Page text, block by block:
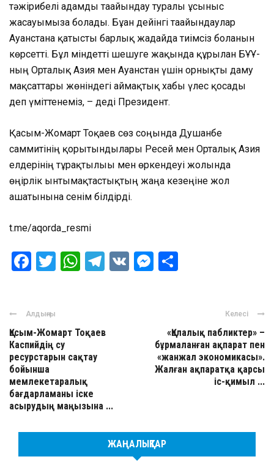
тәжірибелі адамды тағайындау туралы ұсыныс
жасауымызға болады. Бұған дейінгі тағайындаулар
Ауғанстанға қатысты барлық жағдайда тиімсіз болғанын
көрсетті. Бұл міндетті шешуге жақында құрылған БҰҰ-
ның Орталық Азия мен Ауғанстан үшін орнықты даму
мақсаттары жөніндегі аймақтық хабы үлес қосады
деп үміттенеміз, – деді Президент.
Қасым-Жомарт Тоқаев сөз соңында Душанбе
саммитінің қорытындылары Ресей мен Орталық Азия
елдерінің тұрақтылығы мен өркендеуі жолында
өңірлік ынтымақтастықтың жаңа кезеңіне жол
ашатынына сенім білдірді.
t.me/aqorda_resmi
Facebook
Twitter
WhatsApp
Telegram
VK Messenger
Алдыңғы
Қасым-Жомарт Тоқаев
Каспийдің су
ресурстарын сақтау
бойынша
мемлекетаралық
бағдарламаны іске
асырудың маңызына ...
Келесі
«Қалалық пабликтер» –
бұрмаланған ақпарат пен
«жанжал экономикасы».
Жалған ақпаратқа қарсы
іс-қимыл ...
ЖАҢАЛЫҚТАР